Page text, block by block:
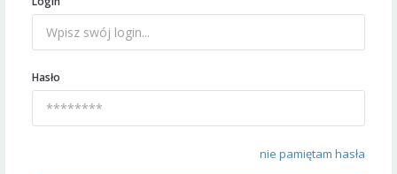
Hasło
nie pamiętam hasła